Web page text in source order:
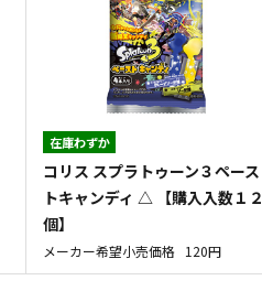
在庫わずか
コリス スプラトゥーン３ペース
トキャンディ △ 【購入入数１２
個】
メーカー希望小売価格 120円